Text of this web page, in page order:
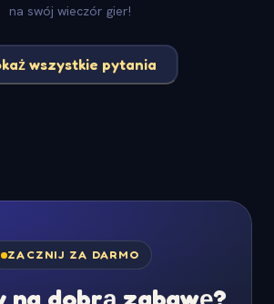
na swój wieczór gier!
wszystkie pytania
ZACZNIJ ZA DARMO